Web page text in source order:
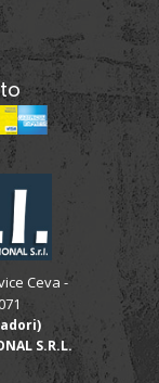
Ceva -
S.R.L.